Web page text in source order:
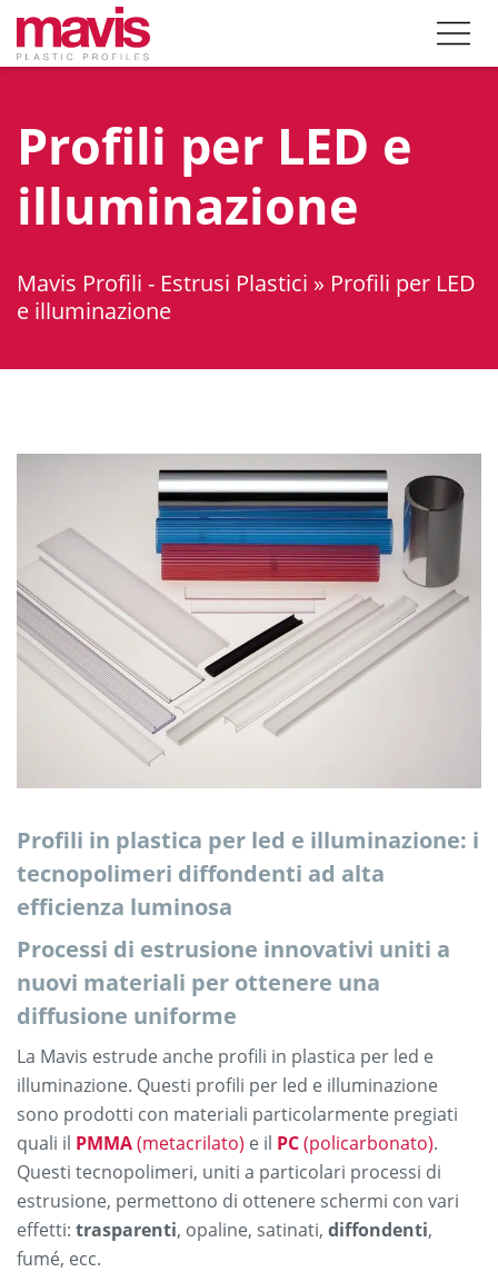
Profili per LED e
illuminazione
Mavis Profili - Estrusi Plastici » Profili per LED
e illuminazione
Profili in plastica per led e illuminazione: i
tecnopolimeri diffondenti ad alta
efficienza luminosa
Processi di estrusione innovativi uniti a
nuovi materiali per ottenere una
diffusione uniforme
La Mavis estrude anche profili in plastica per led e
illuminazione. Questi profili per led e illuminazione
sono prodotti con materiali particolarmente pregiati
quali il PMMA(metacrilato) e il PC(policarbonato).
Questi tecnopolimeri, uniti a particolari processi di
estrusione, permettono di ottenere schermi con vari
effetti: trasparenti, opaline, satinati, diffondenti,
fumé, ecc.